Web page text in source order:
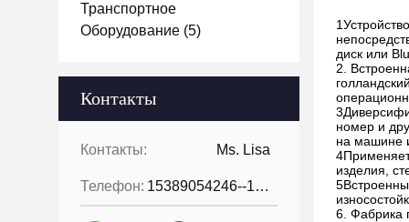
Транспортное
Оборудование (5)
Контакты
Контакты: Ms. Lisa
Телефон: 15389054246--15389054246
диск или
2.
номер и
на машине
изделия,
6. Фабрика